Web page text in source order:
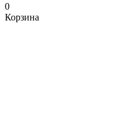
0
Корзина